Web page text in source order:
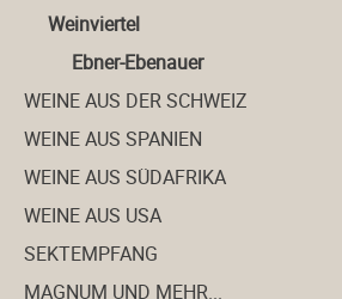
Weinviertel
Ebner-Ebenauer
WEINE AUS DER SCHWEIZ
WEINE AUS SPANIEN
WEINE AUS SÜDAFRIKA
WEINE AUS USA
SEKTEMPFANG
MAGNUM UND MEHR...